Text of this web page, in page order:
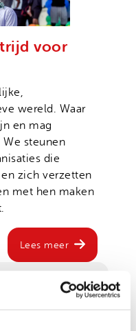
voor
wereld. Waar
en mag
steunen
die
zich verzetten
met hen maken
Lees meer
2